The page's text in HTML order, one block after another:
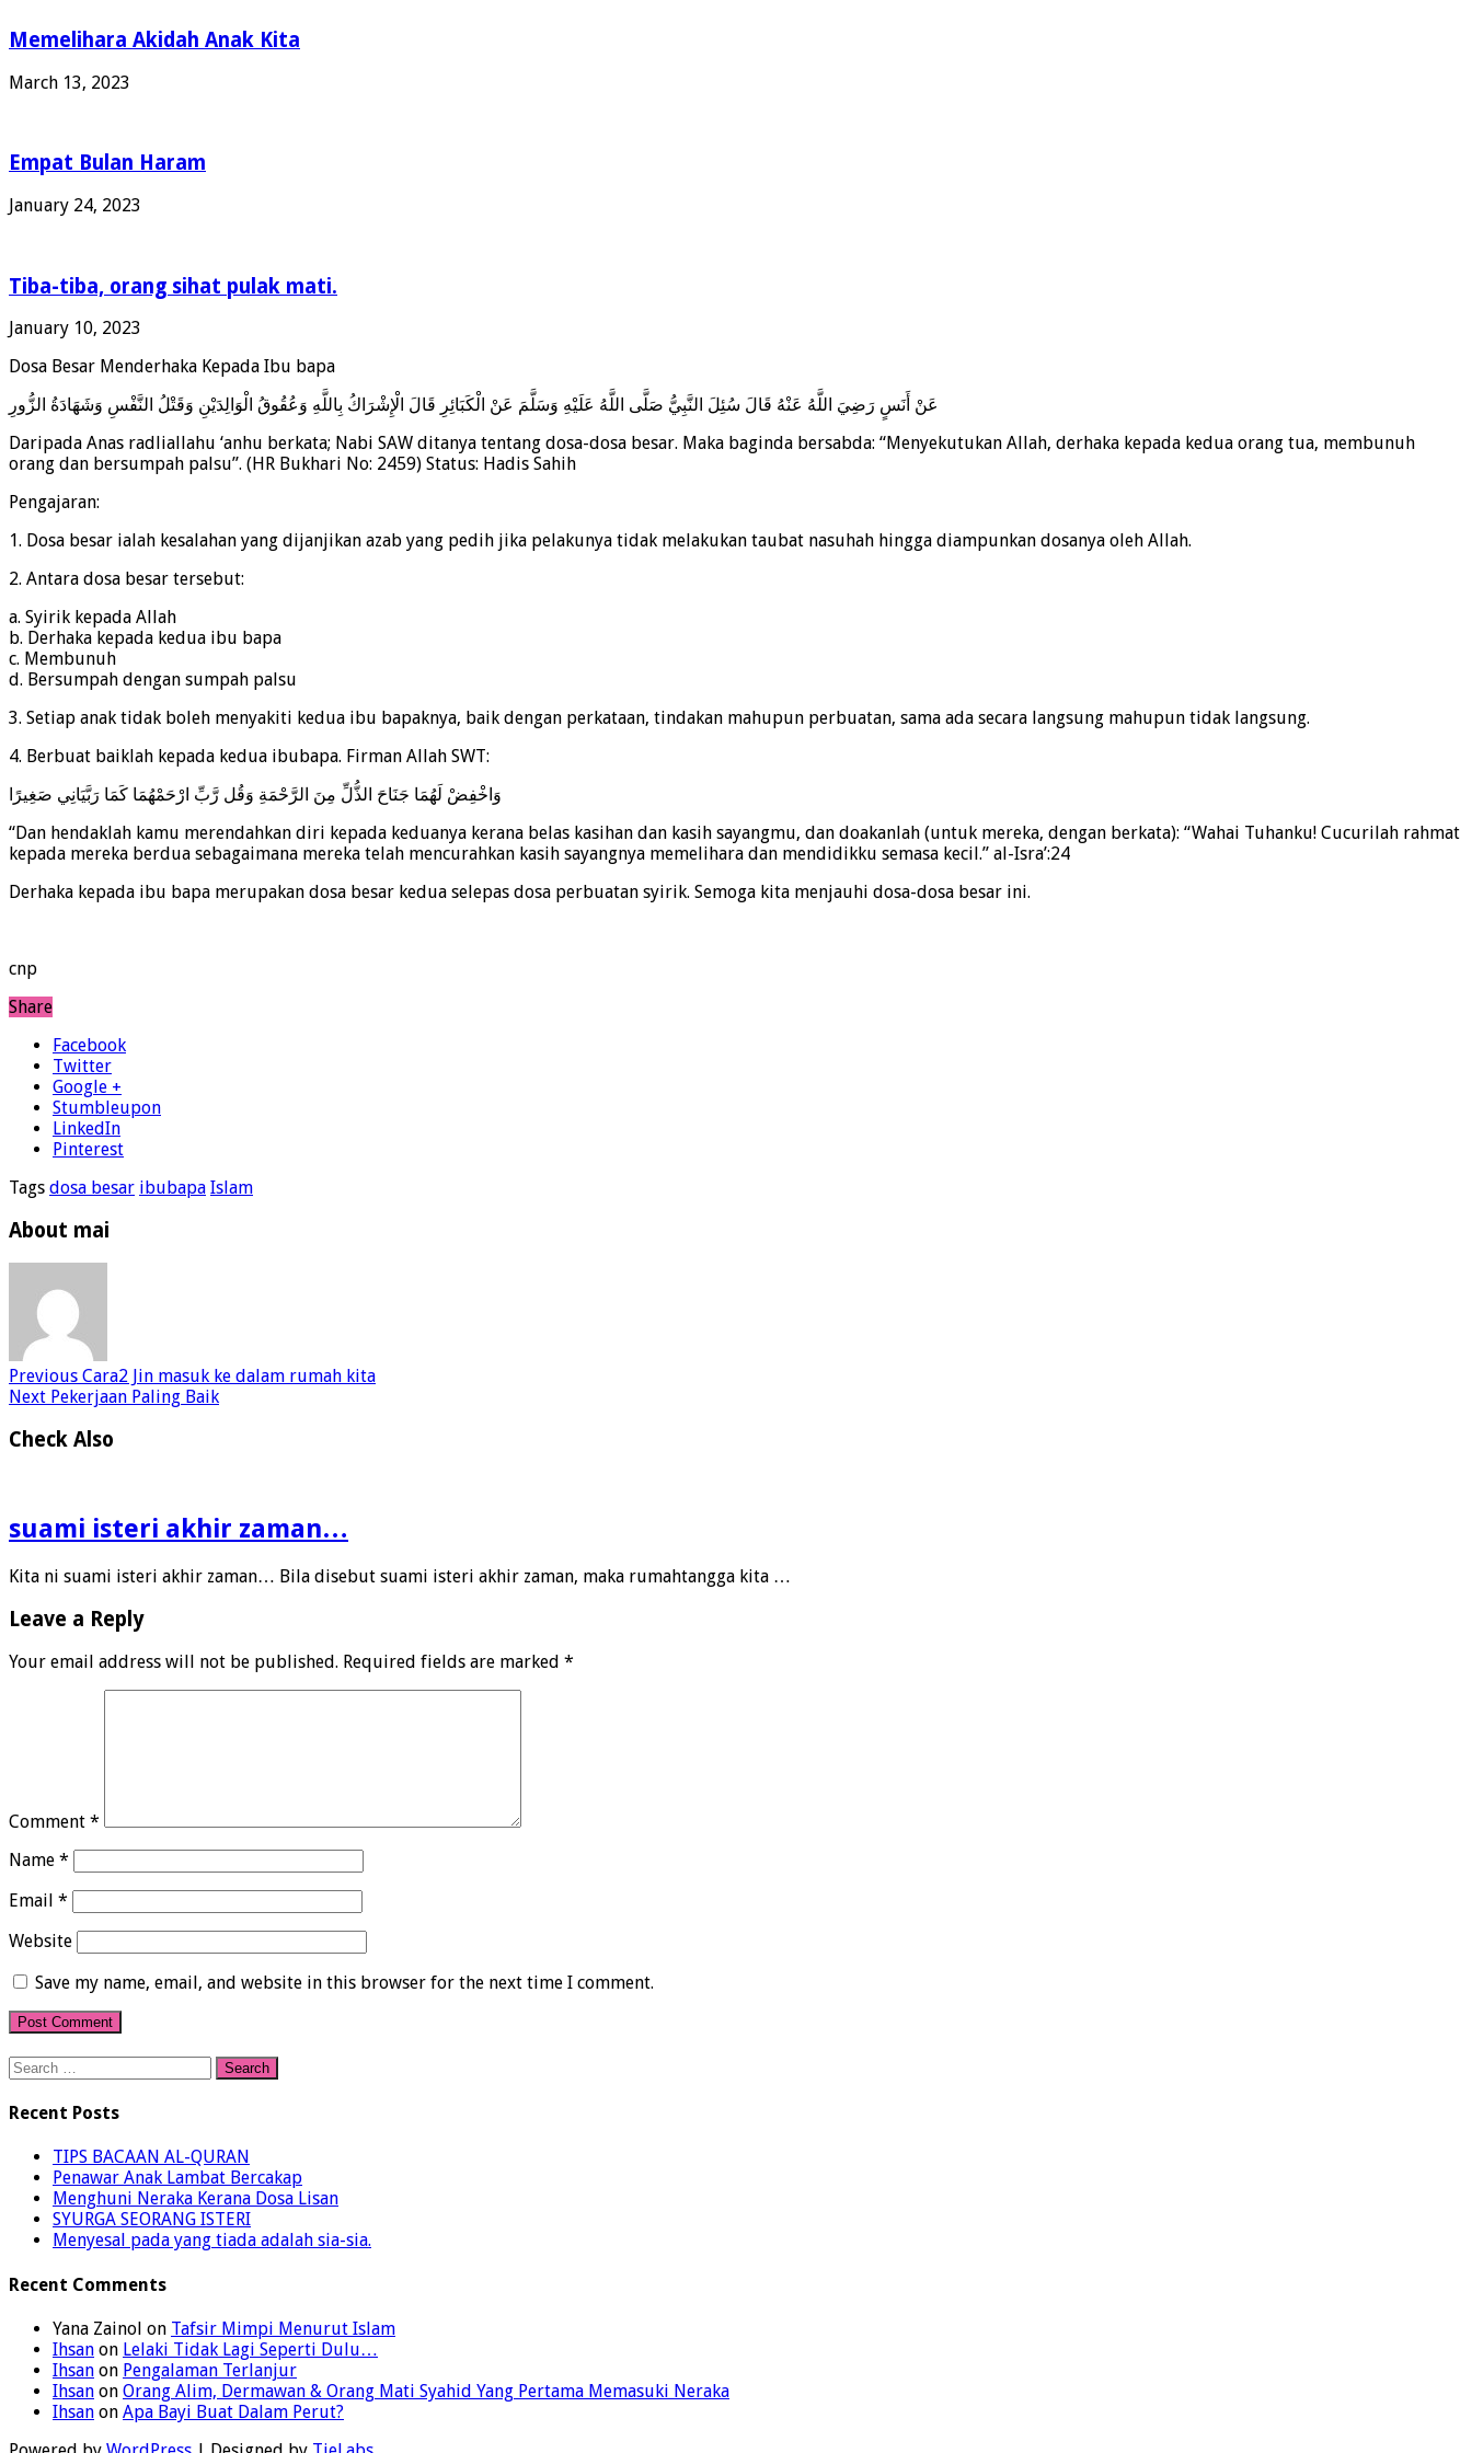
Memelihara Akidah Anak Kita
March 13, 2023
Empat Bulan Haram
January 24, 2023
Tiba-tiba, orang sihat pulak mati.
January 10, 2023
Dosa Besar Menderhaka Kepada Ibu bapa
عَنْ أَنَسٍ رَضِيَ اللَّهُ عَنْهُ قَالَ سُئِلَ النَّبِيُّ صَلَّى اللَّهُ عَلَيْهِ وَسَلَّمَ عَنْ الْكَبَائِرِ قَالَ الْإِشْرَاكُ بِاللَّهِ وَعُقُوقُ الْوَالِدَيْنِ وَقَتْلُ النَّفْسِ وَشَهَادَةُ الزُّورِ
Daripada Anas radliallahu ‘anhu berkata; Nabi SAW ditanya tentang dosa-dosa besar. Maka baginda bersabda: “Menyekutukan Allah, derhaka kepada kedua orang tua, membunuh
orang dan bersumpah palsu”. (HR Bukhari No: 2459) Status: Hadis Sahih
Pengajaran:
1. Dosa besar ialah kesalahan yang dijanjikan azab yang pedih jika pelakunya tidak melakukan taubat nasuhah hingga diampunkan dosanya oleh Allah.
2. Antara dosa besar tersebut:
a. Syirik kepada Allah
b. Derhaka kepada kedua ibu bapa
c. Membunuh
d. Bersumpah dengan sumpah palsu
3. Setiap anak tidak boleh menyakiti kedua ibu bapaknya, baik dengan perkataan, tindakan mahupun perbuatan, sama ada secara langsung mahupun tidak langsung.
4. Berbuat baiklah kepada kedua ibubapa. Firman Allah SWT:
وَاخْفِضْ لَهُمَا جَنَاحَ الذُّلِّ مِنَ الرَّحْمَةِ وَقُل رَّبِّ ارْحَمْهُمَا كَمَا رَبَّيَانِي صَغِيرًا
“Dan hendaklah kamu merendahkan diri kepada keduanya kerana belas kasihan dan kasih sayangmu, dan doakanlah (untuk mereka, dengan berkata): “Wahai Tuhanku! Cucurilah rahmat
kepada mereka berdua sebagaimana mereka telah mencurahkan kasih sayangnya memelihara dan mendidikku semasa kecil.” al-Isra’:24
Derhaka kepada ibu bapa merupakan dosa besar kedua selepas dosa perbuatan syirik. Semoga kita menjauhi dosa-dosa besar ini.
cnp
Share
Facebook
Twitter
Google +
Stumbleupon
LinkedIn
Pinterest
Tags dosa besar ibubapa Islam
About mai
Previous Cara2 Jin masuk ke dalam rumah kita
Next Pekerjaan Paling Baik
Check Also
suami isteri akhir zaman…
Kita ni suami isteri akhir zaman… Bila disebut suami isteri akhir zaman, maka rumahtangga kita …
Leave a Reply
Your email address will not be published. Required fields are marked *
Comment *
Name *
Email *
Website
Save my name, email, and website in this browser for the next time I comment.
Search
for:
Recent Posts
TIPS BACAAN AL-QURAN
Penawar Anak Lambat Bercakap
Menghuni Neraka Kerana Dosa Lisan
SYURGA SEORANG ISTERI
Menyesal pada yang tiada adalah sia-sia.
Recent Comments
Yana Zainol on Tafsir Mimpi Menurut Islam
Ihsan on Lelaki Tidak Lagi Seperti Dulu…
Ihsan on Pengalaman Terlanjur
Ihsan on Orang Alim, Dermawan & Orang Mati Syahid Yang Pertama Memasuki Neraka
Ihsan on Apa Bayi Buat Dalam Perut?